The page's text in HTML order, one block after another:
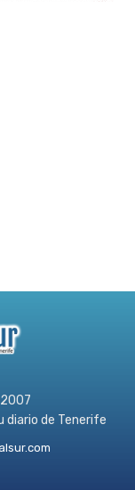
diario de Tenerife